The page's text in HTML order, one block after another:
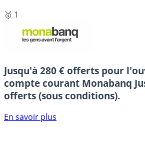
🥇 1
Jusqu'à 280 € offerts pour
compte courant Monabanq
offerts (sous conditions).
En savoir plus